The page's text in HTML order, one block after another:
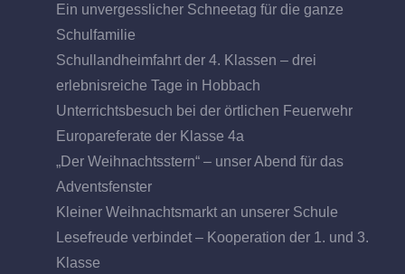
Ein unvergesslicher Schneetag für die ganze
Schulfamilie
Schullandheimfahrt der 4. Klassen – drei
erlebnisreiche Tage in Hobbach
Unterrichtsbesuch bei der örtlichen Feuerwehr
Europareferate der Klasse 4a
„Der Weihnachtsstern“ – unser Abend für das
Adventsfenster
Kleiner Weihnachtsmarkt an unserer Schule
Lesefreude verbindet – Kooperation der 1. und 3.
Klasse